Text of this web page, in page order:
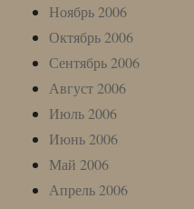
Ноябрь 2006
Октябрь 2006
Сентябрь 2006
Август 2006
Июль 2006
Июнь 2006
Май 2006
Апрель 2006